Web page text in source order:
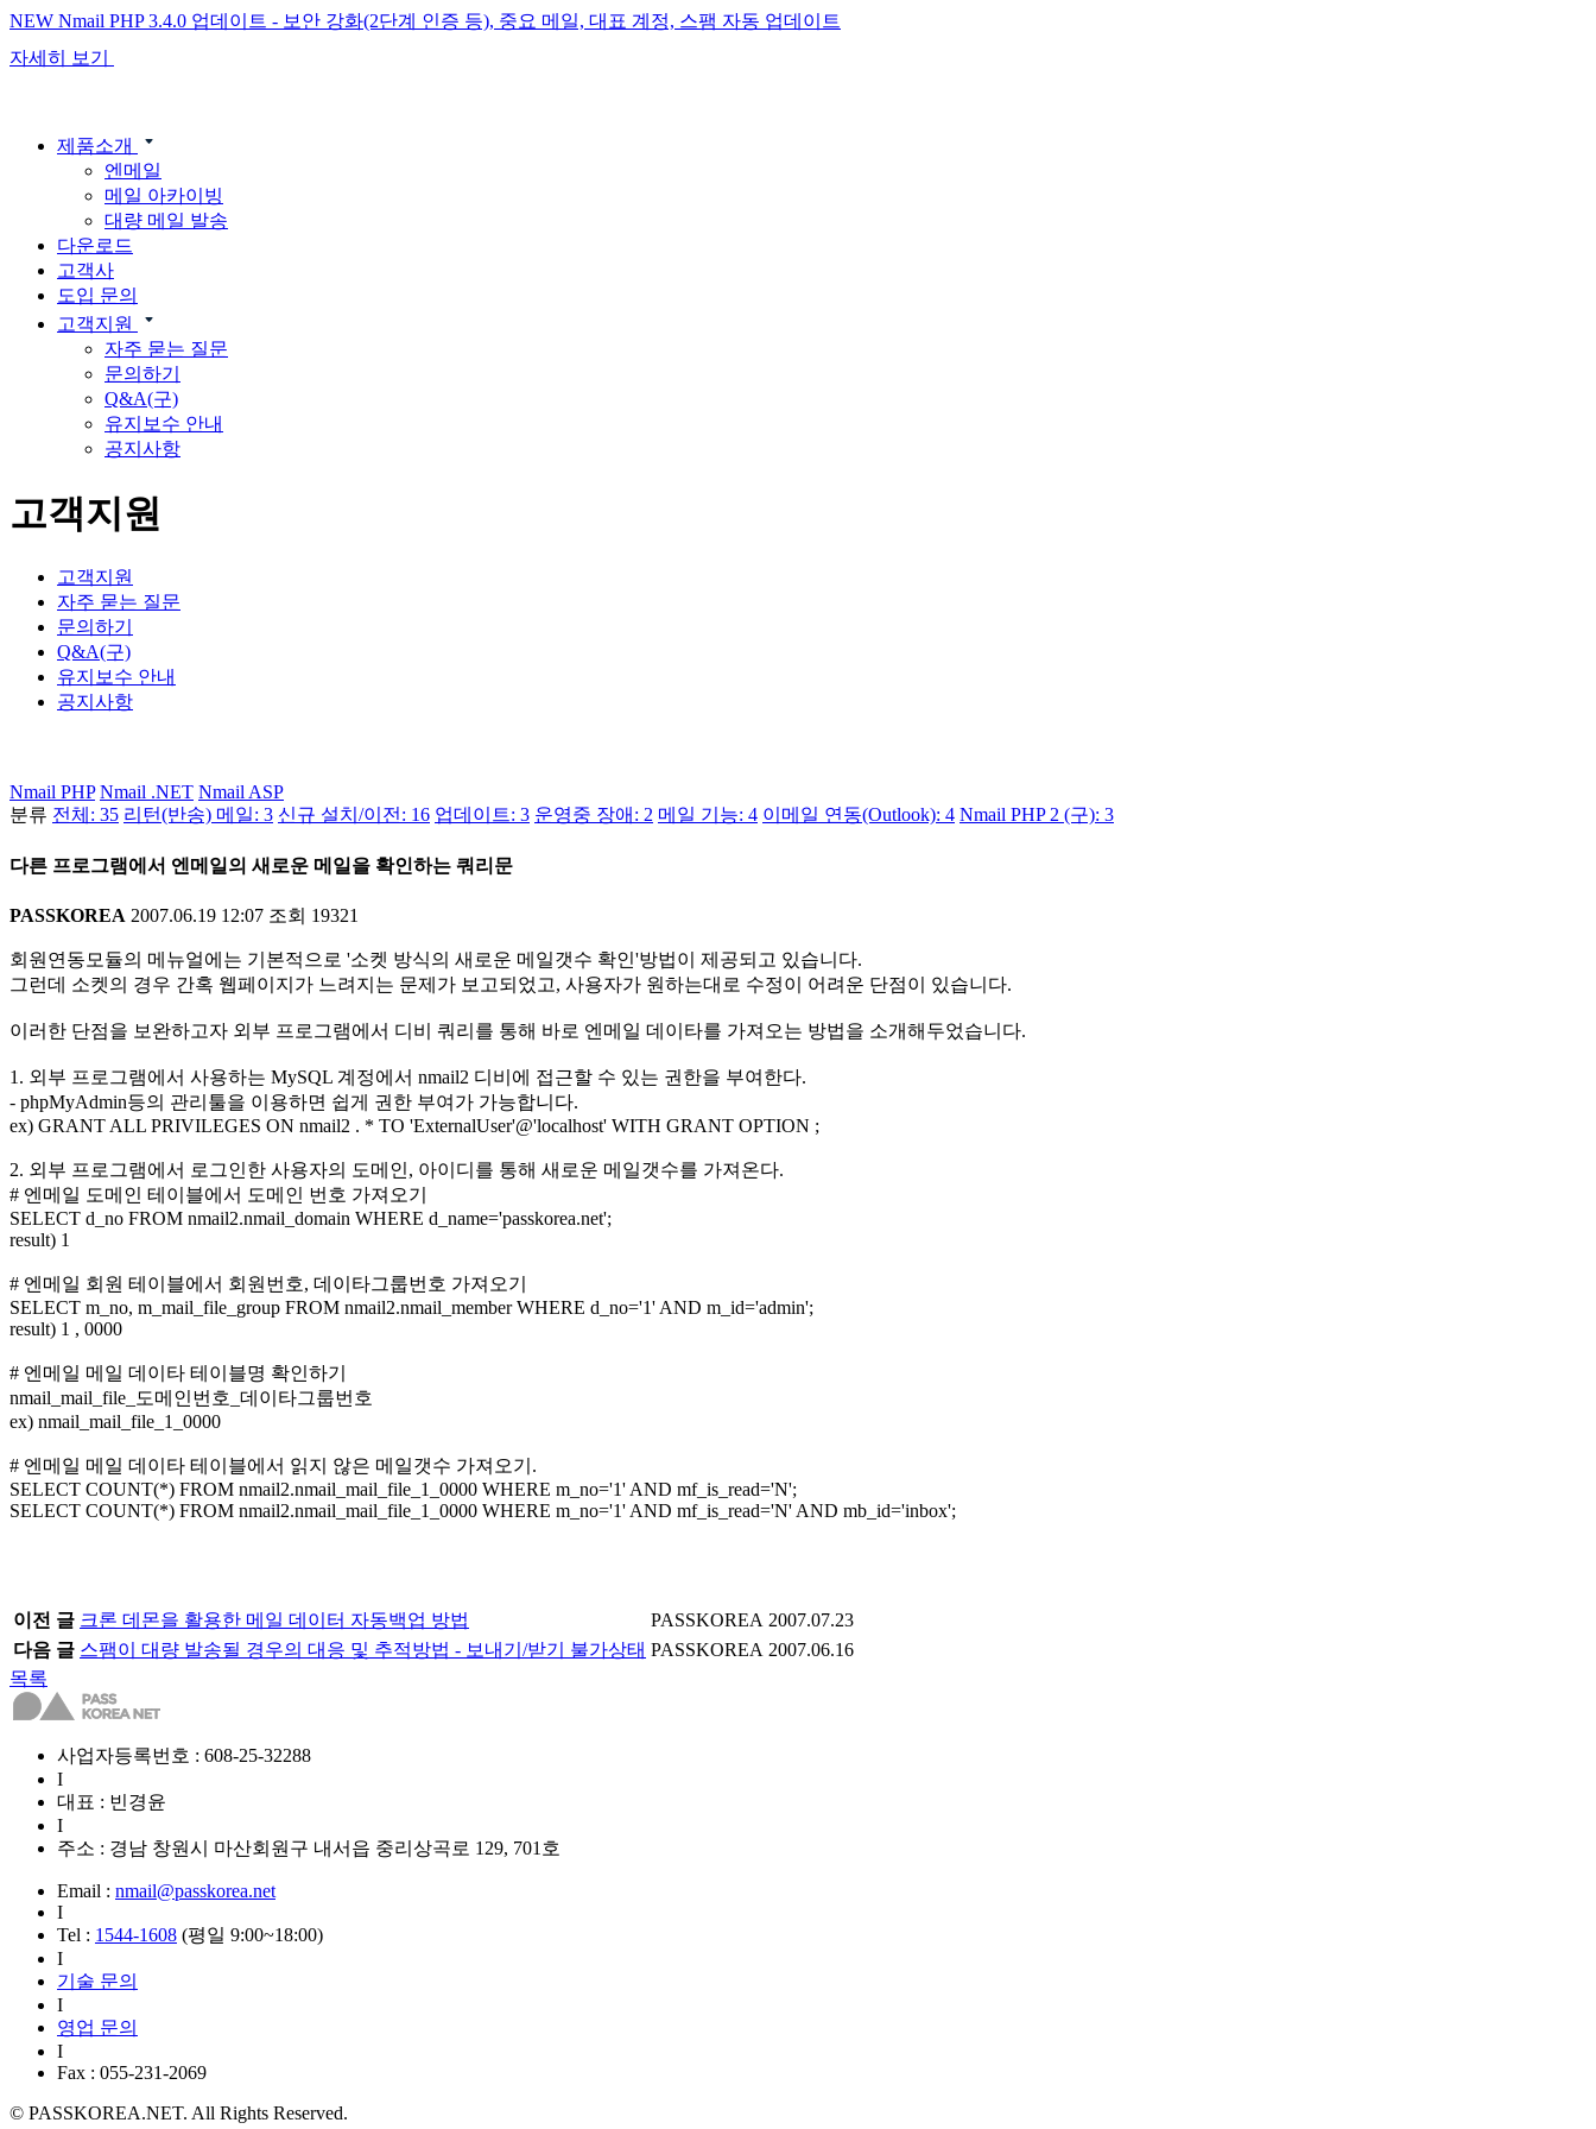
NEW Nmail PHP 3.4.0 업데이트 - 보안 강화(2단계 인증 등), 중요 메일, 대표 계정, 스팸 자동 업데이트
자세히 보기
제품소개
엔메일
메일 아카이빙
대량 메일 발송
다운로드
고객사
도입 문의
고객지원
자주 묻는 질문
문의하기
Q&A(구)
유지보수 안내
공지사항
고객지원
고객지원
자주 묻는 질문
문의하기
Q&A(구)
유지보수 안내
공지사항
Nmail PHP Nmail .NET Nmail ASP
분류 전체: 35 리턴(반송) 메일: 3 신규 설치/이전: 16 업데이트: 3 운영중 장애: 2 메일 기능: 4 이메일 연동(Outlook): 4 Nmail PHP 2 (구): 3
다른 프로그램에서 엔메일의 새로운 메일을 확인하는 쿼리문
PASSKOREA 2007.06.19 12:07 조회 19321
회원연동모듈의 메뉴얼에는 기본적으로 '소켓 방식의 새로운 메일갯수 확인'방법이 제공되고 있습니다.
그런데 소켓의 경우 간혹 웹페이지가 느려지는 문제가 보고되었고, 사용자가 원하는대로 수정이 어려운 단점이 있습니다.
이러한 단점을 보완하고자 외부 프로그램에서 디비 쿼리를 통해 바로 엔메일 데이타를 가져오는 방법을 소개해두었습니다.
1. 외부 프로그램에서 사용하는 MySQL 계정에서 nmail2 디비에 접근할 수 있는 권한을 부여한다.
- phpMyAdmin등의 관리툴을 이용하면 쉽게 권한 부여가 가능합니다.
ex) GRANT ALL PRIVILEGES ON nmail2 . * TO 'ExternalUser'@'localhost' WITH GRANT OPTION ;
2. 외부 프로그램에서 로그인한 사용자의 도메인, 아이디를 통해 새로운 메일갯수를 가져온다.
# 엔메일 도메인 테이블에서 도메인 번호 가져오기
SELECT d_no FROM nmail2.nmail_domain WHERE d_name='passkorea.net';
result) 1
# 엔메일 회원 테이블에서 회원번호, 데이타그룹번호 가져오기
SELECT m_no, m_mail_file_group FROM nmail2.nmail_member WHERE d_no='1' AND m_id='admin';
result) 1 , 0000
# 엔메일 메일 데이타 테이블명 확인하기
nmail_mail_file_도메인번호_데이타그룹번호
ex) nmail_mail_file_1_0000
# 엔메일 메일 데이타 테이블에서 읽지 않은 메일갯수 가져오기.
SELECT COUNT(*) FROM nmail2.nmail_mail_file_1_0000 WHERE m_no='1' AND mf_is_read='N';
SELECT COUNT(*) FROM nmail2.nmail_mail_file_1_0000 WHERE m_no='1' AND mf_is_read='N' AND mb_id='inbox';
이전 글 크론 데몬을 활용한 메일 데이터 자동백업 방법 PASSKOREA 2007.07.23
다음 글 스팸이 대량 발송될 경우의 대응 및 추적방법 - 보내기/받기 불가상태 PASSKOREA 2007.06.16
목록
사업자등록번호 : 608-25-32288
I
대표 : 빈경윤
I
주소 : 경남 창원시 마산회원구 내서읍 중리상곡로 129, 701호
Email : nmail@passkorea.net
I
Tel : 1544-1608 (평일 9:00~18:00)
I
기술 문의
I
영업 문의
I
Fax : 055-231-2069
© PASSKOREA.NET. All Rights Reserved.